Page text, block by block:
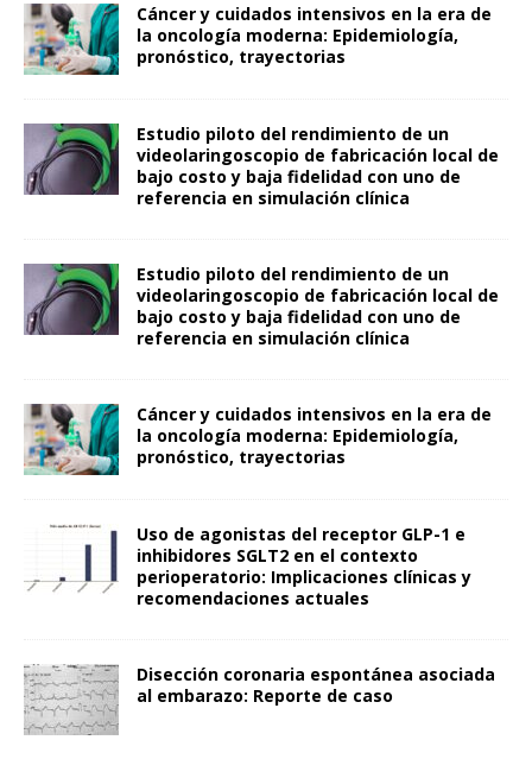
Cáncer y cuidados intensivos en la era de
la oncología moderna: Epidemiología,
pronóstico, trayectorias
Estudio piloto del rendimiento de un
videolaringoscopio de fabricación local de
bajo costo y baja fidelidad con uno de
referencia en simulación clínica
Estudio piloto del rendimiento de un
videolaringoscopio de fabricación local de
bajo costo y baja fidelidad con uno de
referencia en simulación clínica
Cáncer y cuidados intensivos en la era de
la oncología moderna: Epidemiología,
pronóstico, trayectorias
Uso de agonistas del receptor GLP-1 e
inhibidores SGLT2 en el contexto
perioperatorio: Implicaciones clínicas y
recomendaciones actuales
Disección coronaria espontánea asociada
al embarazo: Reporte de caso